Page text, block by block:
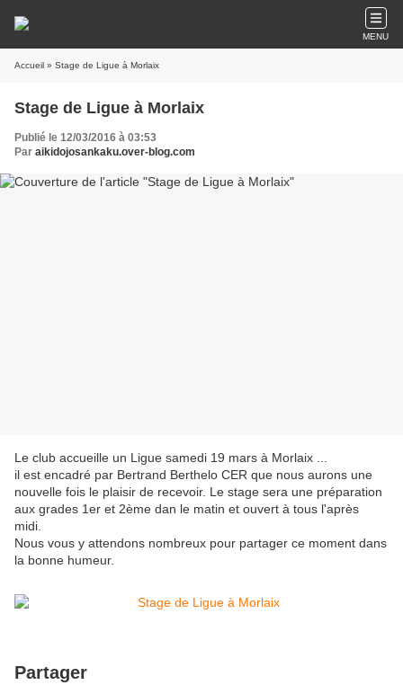
MENU
Accueil » Stage de Ligue à Morlaix
Stage de Ligue à Morlaix
Publié le 12/03/2016 à 03:53
Par aikidojosankaku.over-blog.com
Le club accueille un Ligue samedi 19 mars à Morlaix ...
il est encadré par Bertrand Berthelo CER que nous aurons une
nouvelle fois le plaisir de recevoir. Le stage sera une préparation
aux grades 1er et 2ème dan le matin et ouvert à tous l'après
midi.
Nous vous y attendons nombreux pour partager ce moment dans
la bonne humeur.
Partager